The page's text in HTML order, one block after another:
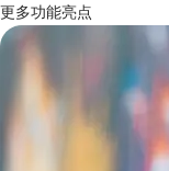
更多功能亮点